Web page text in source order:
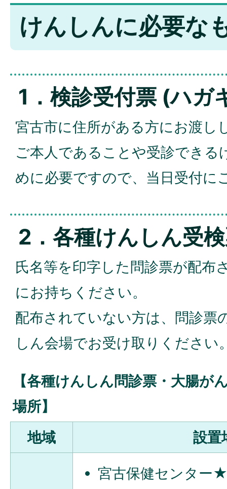
けんしんに必要な
1．検診受付票 (ハガ
宮古市に住所がある方にお渡し
ご本人であることや受診できる
めに必要ですので、当日受付に
2．各種けんしん受
氏名等を印字した問診票が配布
にお持ちください。
配布されていない方は、問診票
しん会場でお受け取りください
【各種けんしん問診票・大腸が
場所】
地域
設置
宮古保健センター